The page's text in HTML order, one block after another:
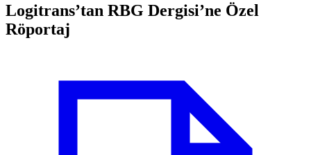
Logitrans’tan RBG Dergisi’ne Özel
Röportaj